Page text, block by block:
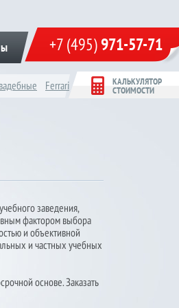
+7 (495)971-57-71
Ferrari КАЛЬКУЛЯТОР
СТОИМОСТИ
заведения,
фактором выбора
и объективной
и частных учебных
основе. Заказать